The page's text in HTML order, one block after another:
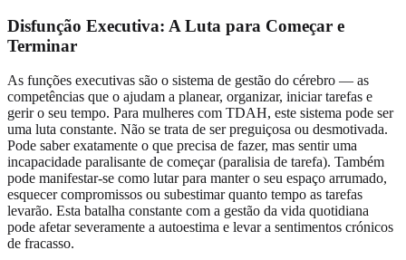
Disfunção Executiva: A Luta para Começar e
Terminar
As funções executivas são o sistema de gestão do cérebro — as
competências que o ajudam a planear, organizar, iniciar tarefas e
gerir o seu tempo. Para mulheres com TDAH, este sistema pode ser
uma luta constante. Não se trata de ser preguiçosa ou desmotivada.
Pode saber exatamente o que precisa de fazer, mas sentir uma
incapacidade paralisante de começar (paralisia de tarefa). Também
pode manifestar-se como lutar para manter o seu espaço arrumado,
esquecer compromissos ou subestimar quanto tempo as tarefas
levarão. Esta batalha constante com a gestão da vida quotidiana
pode afetar severamente a autoestima e levar a sentimentos crónicos
de fracasso.